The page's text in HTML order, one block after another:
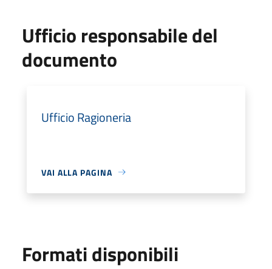
Ufficio responsabile del
documento
Ufficio Ragioneria
VAI ALLA PAGINA
Formati disponibili